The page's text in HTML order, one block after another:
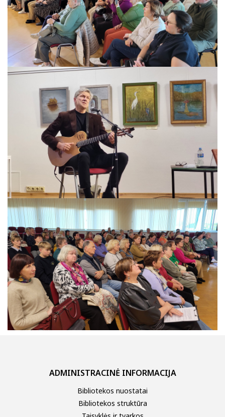
ADMINISTRACINĖ INFORMACIJA
Bibliotekos nuostatai
Bibliotekos struktūra